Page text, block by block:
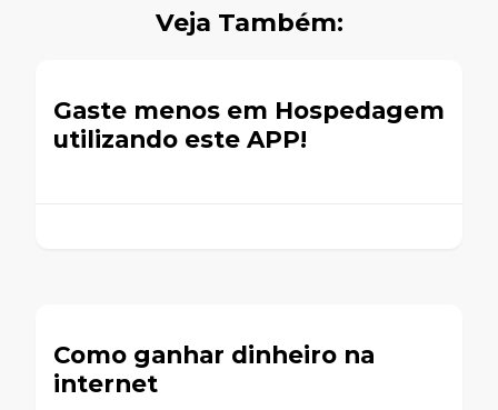
Veja Também:
Gaste menos em Hospedagem
utilizando este APP!
Como ganhar dinheiro na
internet